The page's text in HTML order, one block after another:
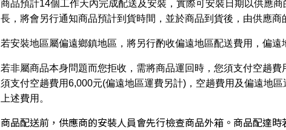
商品預計14個工作天內完成配送及安裝，實際可安裝日期以供應
長，將會另行通知商品預計到貨時間，並於商品到貨後，由供應商
若安裝地區屬偏遠鄉鎮地區，將另行酌收偏遠地區配送費用，偏遠
若非屬商品本身問題而您拒收，需將商品運回時，您須支付空趟
須支付空趟費用6,000元(偏遠地區運費另計)，空趟費用及偏遠地
上述費用。
商品配送前，供應商的安裝人員會先行檢查商品外箱。商品配達